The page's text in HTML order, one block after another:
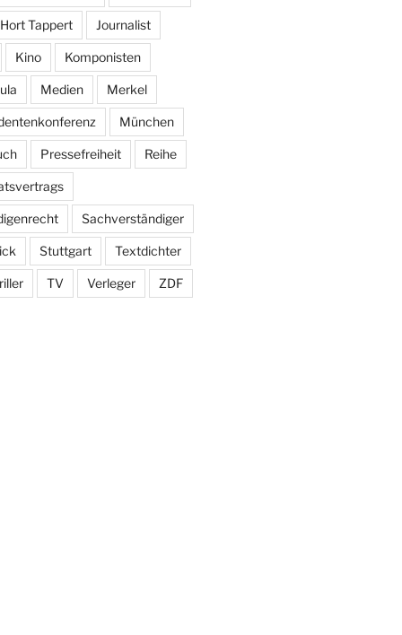
Hort Tappert Journalist
Kino Komponisten
Medien Merkel
München
Pressefreiheit Reihe
Sachverständiger
Stuttgart Textdichter
TV Verleger ZDF